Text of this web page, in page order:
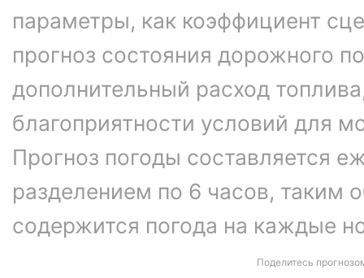
параметры, как коэффициент
прогноз состояния дорожного
дополнительный расход
благоприятности условий для
Прогноз погоды составляется
разделением по 6 часов, таким
содержится погода на каждые
Поделитесь